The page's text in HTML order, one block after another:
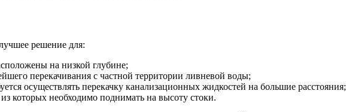
решение для:
на низкой глубине;
перекачивания с частной территории ливневой воды;
осуществлять перекачку канализационных жидкостей на большие расстояния;
которых необходимо поднимать на высоту стоки.